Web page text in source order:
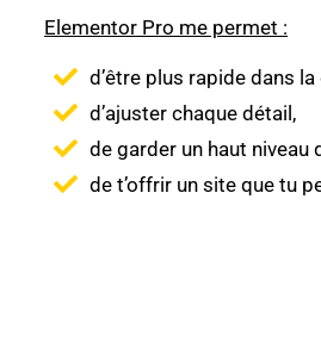
Elementor Pro me permet :
d’être plus rapide dans
d’ajuster chaque détail,
de garder un haut niveau
de t’offrir un site que tu